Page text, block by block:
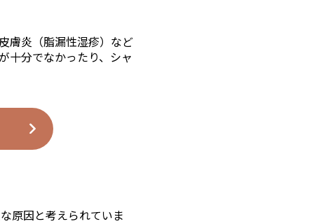
膚炎（脂漏性湿疹）など
十分でなかったり、シャ
原因と考えられていま